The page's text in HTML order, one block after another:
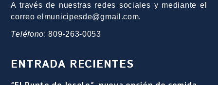
A través de nuestras redes sociales y mediante el
correo elmunicipesde@gmail.com.
Teléfono: 809-263-0053
ENTRADA RECIENTES